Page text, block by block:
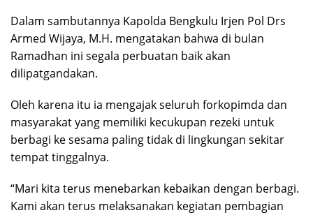
Dalam sambutannya Kapolda Bengkulu Irjen Pol Drs
Armed Wijaya, M.H. mengatakan bahwa di bulan
Ramadhan ini segala perbuatan baik akan
dilipatgandakan.
Oleh karena itu ia mengajak seluruh forkopimda dan
masyarakat yang memiliki kecukupan rezeki untuk
berbagi ke sesama paling tidak di lingkungan sekitar
tempat tinggalnya.
“Mari kita terus menebarkan kebaikan dengan berbagi.
Kami akan terus melaksanakan kegiatan pembagian